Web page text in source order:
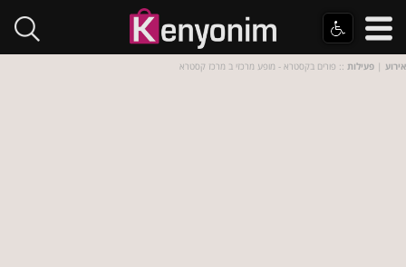
אירוע | פעילות :: פורים בקסטרא - מופע מרכזי ב מרכז קסטרא